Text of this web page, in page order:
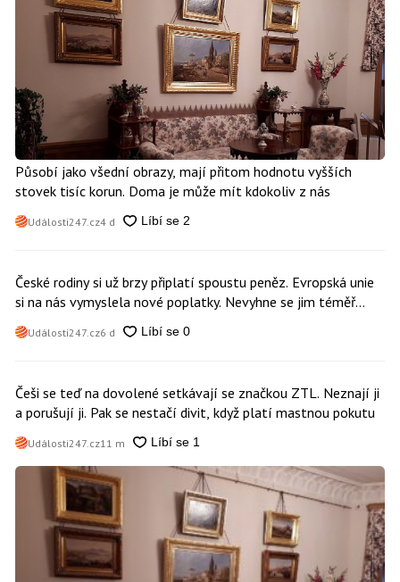
Působí jako všední obrazy, mají přitom hodnotu vyšších
stovek tisíc korun. Doma je může mít kdokoliv z nás
Události247.cz4 d
České rodiny si už brzy připlatí spoustu peněz. Evropská unie
si na nás vymyslela nové poplatky. Nevyhne se jim téměř
nikdo
Události247.cz6 d
Češi se teď na dovolené setkávají se značkou ZTL. Neznají ji
a porušují ji. Pak se nestačí divit, když platí mastnou pokutu
Události247.cz11 m